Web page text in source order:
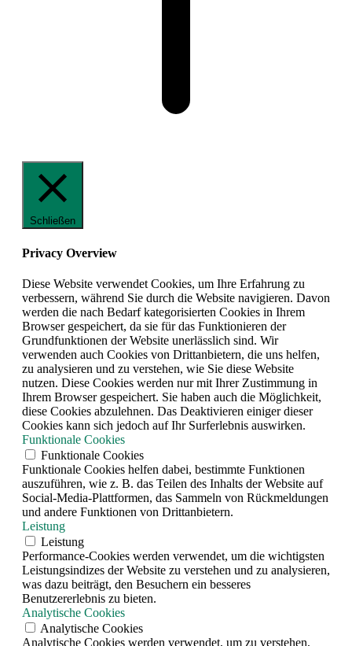
Schließen
Privacy Overview
Diese Website verwendet Cookies, um Ihre Erfahrung zu
verbessern, während Sie durch die Website navigieren. Davon
werden die nach Bedarf kategorisierten Cookies in Ihrem
Browser gespeichert, da sie für das Funktionieren der
Grundfunktionen der Website unerlässlich sind. Wir
verwenden auch Cookies von Drittanbietern, die uns helfen,
zu analysieren und zu verstehen, wie Sie diese Website
nutzen. Diese Cookies werden nur mit Ihrer Zustimmung in
Ihrem Browser gespeichert. Sie haben auch die Möglichkeit,
diese Cookies abzulehnen. Das Deaktivieren einiger dieser
Cookies kann sich jedoch auf Ihr Surferlebnis auswirken.
Funktionale Cookies
Funktionale Cookies
Funktionale Cookies helfen dabei, bestimmte Funktionen
auszuführen, wie z. B. das Teilen des Inhalts der Website auf
Social-Media-Plattformen, das Sammeln von Rückmeldungen
und andere Funktionen von Drittanbietern.
Leistung
Leistung
Performance-Cookies werden verwendet, um die wichtigsten
Leistungsindizes der Website zu verstehen und zu analysieren,
was dazu beiträgt, den Besuchern ein besseres
Benutzererlebnis zu bieten.
Analytische Cookies
Analytische Cookies
Analytische Cookies werden verwendet, um zu verstehen,